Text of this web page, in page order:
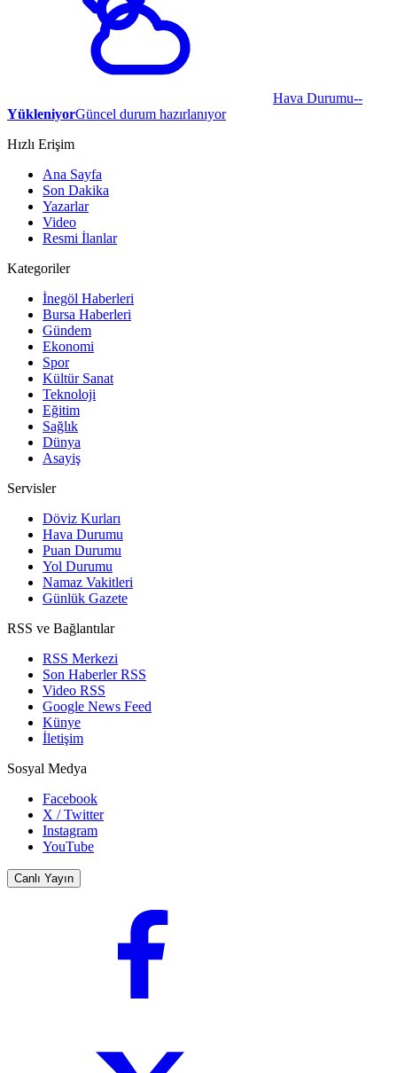
Hava Durumu--
YükleniyorGüncel durum hazırlanıyor
Hızlı Erişim
Ana Sayfa
Son Dakika
Yazarlar
Video
Resmi İlanlar
Kategoriler
İnegöl Haberleri
Bursa Haberleri
Gündem
Ekonomi
Spor
Kültür Sanat
Teknoloji
Eğitim
Sağlık
Dünya
Asayiş
Servisler
Döviz Kurları
Hava Durumu
Puan Durumu
Yol Durumu
Namaz Vakitleri
Günlük Gazete
RSS ve Bağlantılar
RSS Merkezi
Son Haberler RSS
Video RSS
Google News Feed
Künye
İletişim
Sosyal Medya
Facebook
X / Twitter
Instagram
YouTube
Canlı Yayın